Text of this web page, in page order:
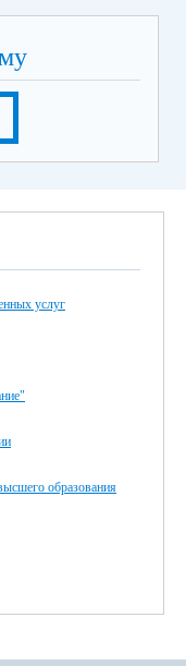
услуг
образования